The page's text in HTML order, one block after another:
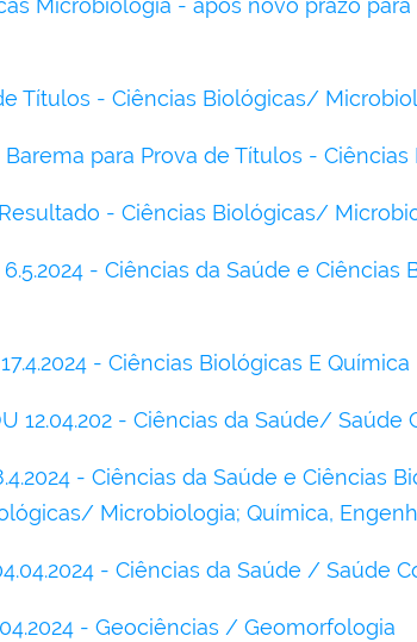
Microbiologia - após novo prazo
Títulos - Ciências Biológicas/
para Prova de Títulos -
- Ciências Biológicas/
- Ciências da Saúde e
- Ciências Biológicas E Química
12.04.202 - Ciências da Saúde/ Saúde
- Ciências da Saúde e Ciências
Microbiologia; Química,
- Ciências da Saúde / Saúde
- Geociências / Geomorfologia